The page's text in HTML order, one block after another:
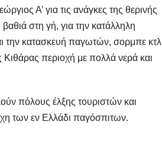
Α’ για τις ανάγκες της θερινής
στη γή, για την κατάλληλη
την κατασκευή παγωτών, σορμπε κτλ
Κιθάρας περιοχή με πολλά νερά και
πόλους έλξης τουριστών και
των εν Ελλάδι παγόσπιτων.